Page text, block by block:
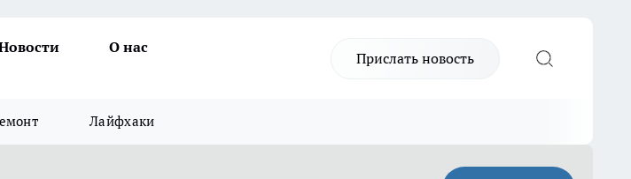
О нас
Прислать новость
Лайфхаки